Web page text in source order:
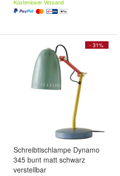
Kostenloser Versand
- 31%
Schreibtischlampe Dynamo
345 bunt matt schwarz
verstellbar